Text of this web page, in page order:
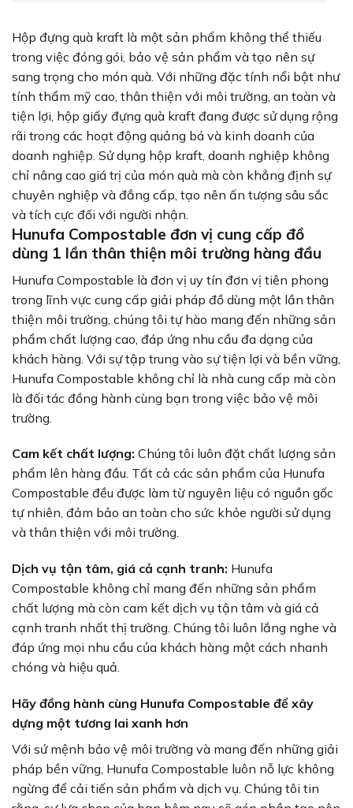
Hộp đựng quà kraft là một sản phẩm không thể thiếu
trong việc đóng gói, bảo vệ sản phẩm và tạo nên sự
sang trọng cho món quà. Với những đặc tính nổi bật như
tính thẩm mỹ cao, thân thiện với môi trường, an toàn và
tiện lợi, hộp giấy đựng quà kraft đang được sử dụng rộng
rãi trong các hoạt động quảng bá và kinh doanh của
doanh nghiệp. Sử dụng hộp kraft, doanh nghiệp không
chỉ nâng cao giá trị của món quà mà còn khẳng định sự
chuyên nghiệp và đẳng cấp, tạo nên ấn tượng sâu sắc
và tích cực đối với người nhận.
Hunufa Compostable đơn vị cung cấp đồ
dùng 1 lần thân thiện môi trường hàng đầu
Hunufa Compostable là đơn vị uy tín đơn vị tiên phong
trong lĩnh vực cung cấp giải pháp đồ dùng một lần thân
thiện môi trường, chúng tôi tự hào mang đến những sản
phẩm chất lượng cao, đáp ứng nhu cầu đa dạng của
khách hàng. Với sự tập trung vào sự tiện lợi và bền vững,
Hunufa Compostable không chỉ là nhà cung cấp mà còn
là đối tác đồng hành cùng bạn trong việc bảo vệ môi
trường.
Cam kết chất lượng: Chúng tôi luôn đặt chất lượng sản
phẩm lên hàng đầu. Tất cả các sản phẩm của Hunufa
Compostable đều được làm từ nguyên liệu có nguồn gốc
tự nhiên, đảm bảo an toàn cho sức khỏe người sử dụng
và thân thiện với môi trường.
Dịch vụ tận tâm, giá cả cạnh tranh: Hunufa
Compostable không chỉ mang đến những sản phẩm
chất lượng mà còn cam kết dịch vụ tận tâm và giá cả
cạnh tranh nhất thị trường. Chúng tôi luôn lắng nghe và
đáp ứng mọi nhu cầu của khách hàng một cách nhanh
chóng và hiệu quả.
Hãy đồng hành cùng Hunufa Compostable để xây
dựng một tương lai xanh hơn
Với sứ mệnh bảo vệ môi trường và mang đến những giải
pháp bền vững, Hunufa Compostable luôn nỗ lực không
ngừng để cải tiến sản phẩm và dịch vụ. Chúng tôi tin